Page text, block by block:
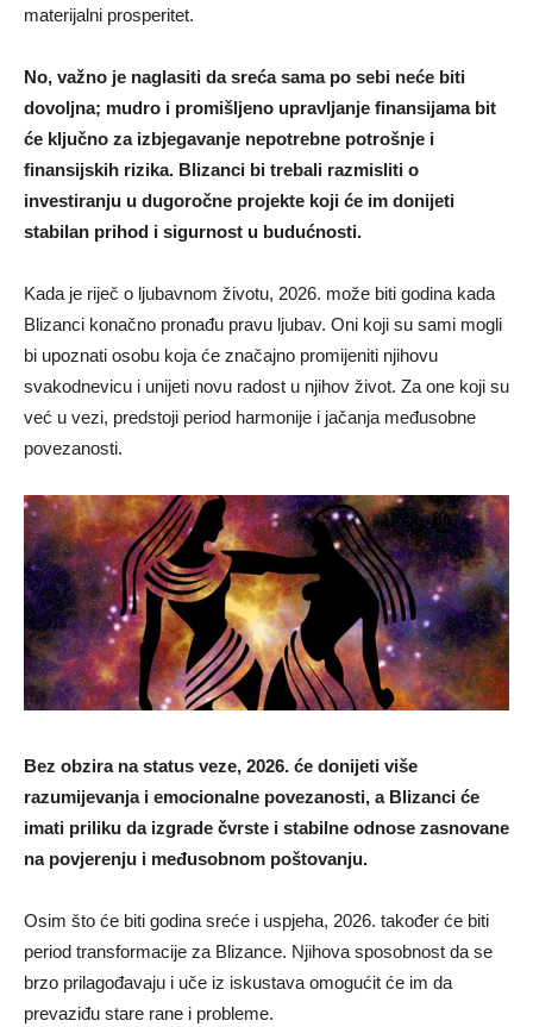
materijalni prosperitet.
No, važno je naglasiti da sreća sama po sebi neće biti
dovoljna; mudro i promišljeno upravljanje finansijama bit
će ključno za izbjegavanje nepotrebne potrošnje i
finansijskih rizika. Blizanci bi trebali razmisliti o
investiranju u dugoročne projekte koji će im donijeti
stabilan prihod i sigurnost u budućnosti.
Kada je riječ o ljubavnom životu, 2026. može biti godina kada
Blizanci konačno pronađu pravu ljubav. Oni koji su sami mogli
bi upoznati osobu koja će značajno promijeniti njihovu
svakodnevicu i unijeti novu radost u njihov život. Za one koji su
već u vezi, predstoji period harmonije i jačanja međusobne
povezanosti.
Bez obzira na status veze, 2026. će donijeti više
razumijevanja i emocionalne povezanosti, a Blizanci će
imati priliku da izgrade čvrste i stabilne odnose zasnovane
na povjerenju i međusobnom poštovanju.
Osim što će biti godina sreće i uspjeha, 2026. također će biti
period transformacije za Blizance. Njihova sposobnost da se
brzo prilagođavaju i uče iz iskustava omogućit će im da
prevaziđu stare rane i probleme.